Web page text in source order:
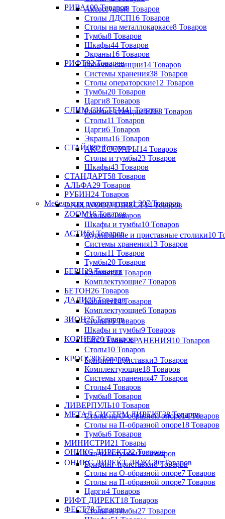
РИВА100 Товаров
Аксессуары8 Товаров
Столы ЛДСП16 Товаров
Столы на металлокаркасе8 Товаров
Тумбы8 Товаров
Шкафы44 Товаров
Экраны16 Товаров
РИФТ92 Товаров
Рабочие станции14 Товаров
Системы хранения38 Товаров
Столы операторские12 Товаров
Тумбы20 Товаров
Царги8 Товаров
СЛИМ СИСТЕМ41 Товары
Рабочие станции F2F8 Товаров
Столы11 Товаров
Царги6 Товаров
Экраны16 Товаров
СТАЙЛ80 Товаров
АКСЕССУАРЫ14 Товаров
Столы и тумбы23 Товаров
Шкафы43 Товаров
СТАНДАРТ58 Товаров
АЛЬФА29 Товаров
РУБИН24 Товаров
Мебель для руководителя1 207 Товаров
ONIX WOOD DIRECT14 Товаров
ZOOM16 Товаров
Столы6 Товаров
Шкафы и тумбы10 Товаров
АСТИ54 Товаров
Журнальные и приставные столики10
Системы хранения13 Товаров
Столы11 Товаров
Тумбы20 Товаров
БЕРН29 Товаров
Кабинет22 Товаров
Комплектующие7 Товаров
БЕТОН26 Товаров
ДАЛИ20 Товаров
Кабинет14 Товаров
Комплектующие6 Товаров
ЗИОН25 Товаров
Столы16 Товаров
Шкафы и тумбы9 Товаров
КОРНЕР20 Товаров
СИСТЕМЫ ХРАНЕНИЯ10 Товаров
Столы10 Товаров
КРОСС80 Товаров
Брифинг-приставки3 Товаров
Комплектующие18 Товаров
Системы хранения47 Товаров
Столы4 Товаров
Тумбы8 Товаров
ЛИВЕРПУЛЬ10 Товаров
МЕТАЛ СИСТЕМ ДИРЕКТ38 Товаров
Столы на О-образной опоре14 Товаров
Столы на П-образной опоре18 Товаров
Тумбы6 Товаров
МИНИСТРИ21 Товары
ОНИКС ДИРЕКТ22 Товаров
Столы и тумбы22 Товаров
ОНИКС ДИРЕКТ ЛЮКС26 Товаров
Брифинг-приставки8 Товаров
Столы на О-образной опоре7 Товаров
Столы на П-образной опоре7 Товаров
Царги4 Товаров
РИФТ ДИРЕКТ18 Товаров
ФЕСТ78 Товаров
Столы и тумбы27 Товаров